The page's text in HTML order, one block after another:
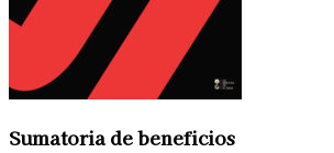
Sumatoria de beneficios